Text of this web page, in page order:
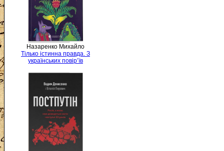
Назаренко Михайло
Тілько істинна правда. З
українських повір’їв